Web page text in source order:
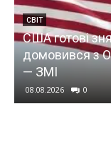
Тегеран
протоку